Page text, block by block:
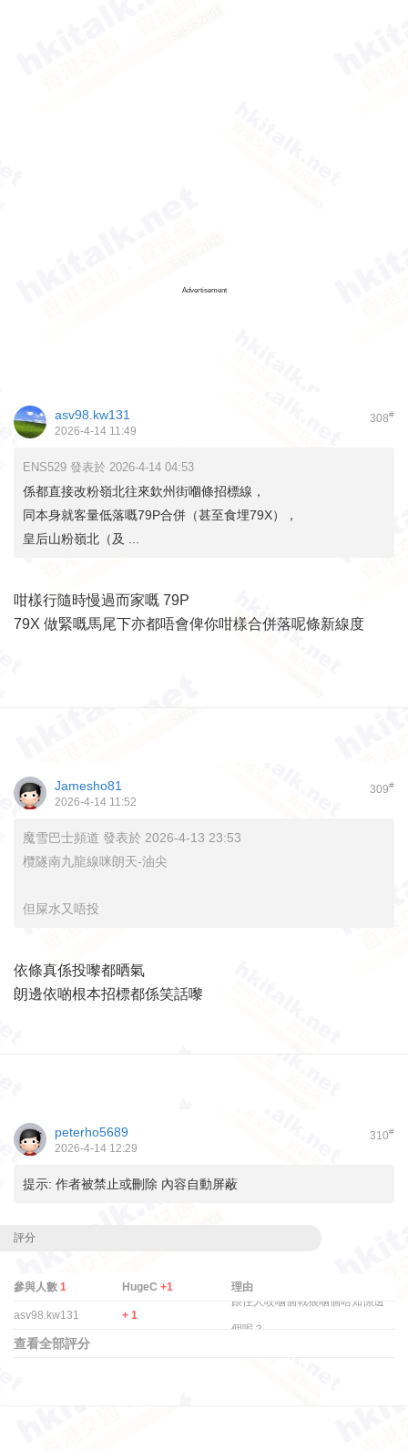
Advertisement
308#
asv98.kw131
2026-4-14 11:49
ENS529 發表於 2026-4-14 04:53
係都直接改粉嶺北往來欽州街嗰條招標線，
同本身就客量低落嘅79P合併（甚至食埋79X），
皇后山粉嶺北（及 ...
咁樣行隨時慢過而家嘅 79P
79X 做緊嘅馬尾下亦都唔會俾你咁樣合併落呢條新線度
309#
Jamesho81
2026-4-14 11:52
魔雪巴士頻道 發表於 2026-4-13 23:53
欖隧南九龍線咪朗天-油尖
但屎水又唔投
依條真係投嚟都晒氣
朗邊依啲根本招標都係笑話嚟
310#
peterho5689
2026-4-14 12:29
提示: 作者被禁止或刪除 內容自動屏蔽
評分
參與人數 1 HugeC+1 理由
asv98.kw131 + 1
跟住人咬嗰個戰狼嗰個唔知係邊
個呢？ ...
查看全部評分